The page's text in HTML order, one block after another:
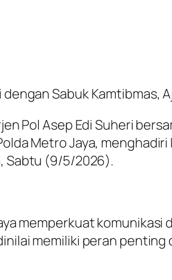
Sabuk Kamtibmas,
Pol Asep Edi Suheri
Metro Jaya,
Sabtu (9/5/2026).
memperkuat
memiliki peran